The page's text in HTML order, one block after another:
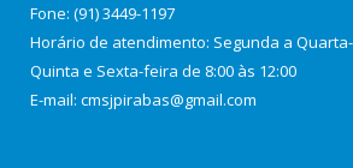
Fone: (91) 3449-1197
Horário de atendimento: Segunda a
Quinta e Sexta-feira de 8:00 às 12:00
E-mail: cmsjpirabas@gmail.com